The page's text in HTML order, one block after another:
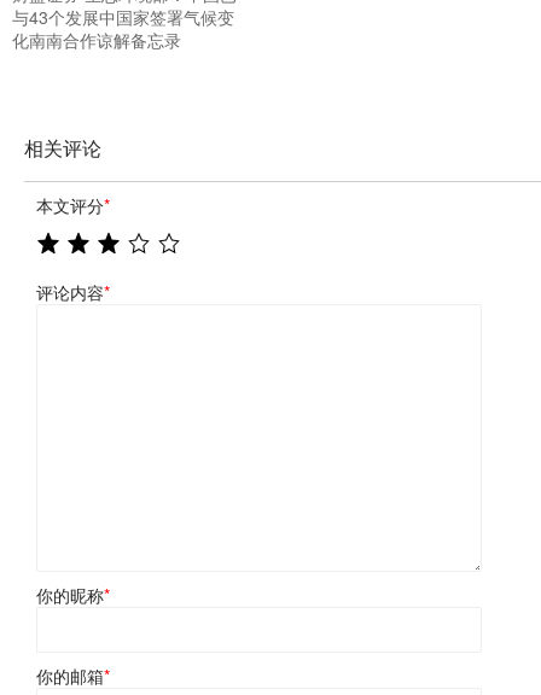
与43个发展中国家签署气候变
化南南合作谅解备忘录
相关评论
本文评分*
评论内容*
你的昵称*
你的邮箱*